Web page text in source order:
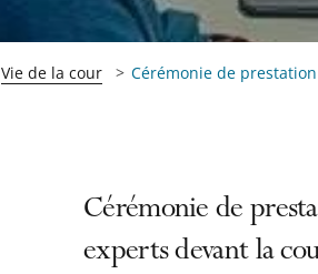
Vie de la cour Cérémonie de
Cérémonie de
experts devant la